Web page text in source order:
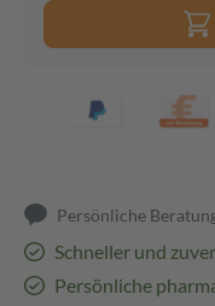
Persönliche
Schneller und
Persönliche